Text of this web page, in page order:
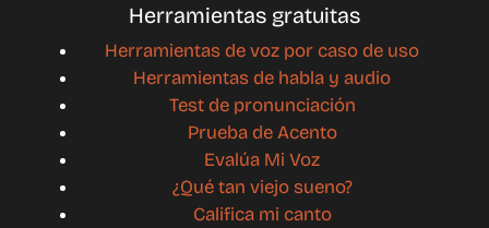
Herramientas gratuitas
Herramientas de voz por caso de uso
Herramientas de habla y audio
Test de pronunciación
Prueba de Acento
Evalúa Mi Voz
¿Qué tan viejo sueno?
Califica mi canto